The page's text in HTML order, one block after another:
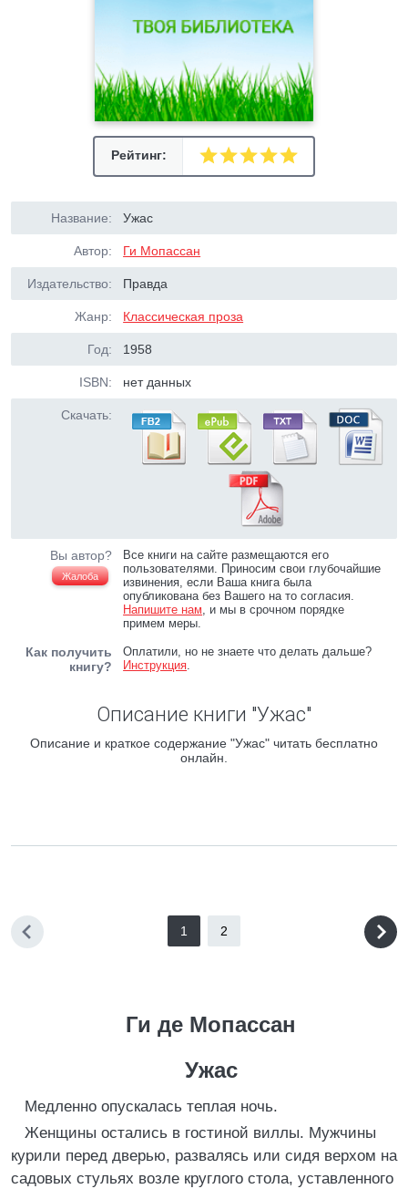
Рейтинг:
Название: Ужас
Автор: Ги Мопассан
Издательство: Правда
Жанр: Классическая проза
Год: 1958
ISBN: нет данных
Скачать:
Вы автор?
Жалоба
Все книги на сайте размещаются его
пользователями. Приносим свои глубочайшие
извинения, если Ваша книга была
опубликована без Вашего на то согласия.
Напишите нам, и мы в срочном порядке
примем меры.
Как получить
книгу?
Оплатили, но не знаете что делать дальше?
Инструкция.
Описание книги "Ужас"
Описание и краткое содержание "Ужас" читать бесплатно
онлайн.
1 2
Ги де Мопассан
Ужас
Медленно опускалась теплая ночь.
Женщины остались в гостиной виллы. Мужчины
курили перед дверью, развалясь или сидя верхом на
садовых стульях возле круглого стола, уставленного